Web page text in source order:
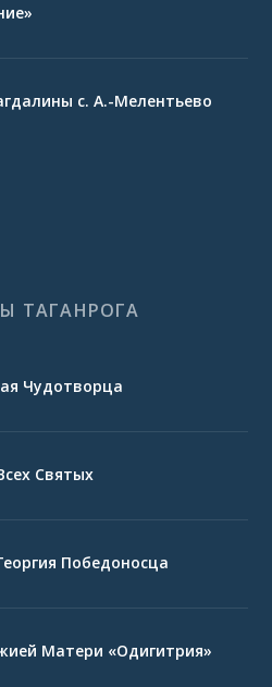
с. А.-Мелентьево
ТАГАНРОГА
Чудотворца
Святых
Победоносца
Матери «Одигитрия»